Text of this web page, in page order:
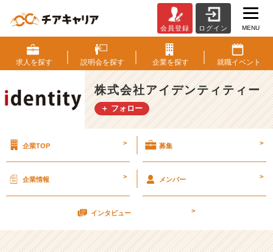
阪
で
も
開
催！
6
日
（土）
式
会
会員登録 ログイン MENU
求人を探す 説明会を探す 企業を探す 就職イベント
株式会社アイデンティティー
＋ フォロー
企業TOP > 募集 >
企業情報 > メンバー >
インタビュー >